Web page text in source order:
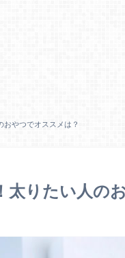
やつでオススメは？
太りたい人の